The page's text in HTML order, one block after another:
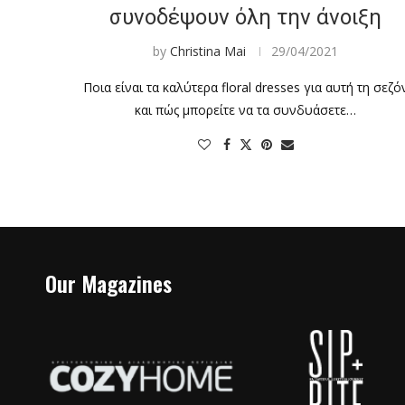
συνοδέψουν όλη την άνοιξη
byChristina Mai 29/04/2021
Ποια είναι τα καλύτερα floral dresses για αυτή τη
και πώς μπορείτε να τα συνδυάσετε…
Our Magazines